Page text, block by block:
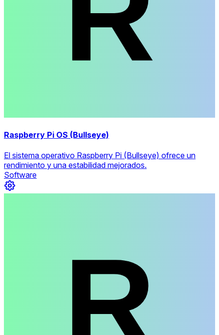
Raspberry Pi OS (Bullseye)
El sistema operativo Raspberry Pi (Bullseye) ofrece un
rendimiento y una estabilidad mejorados.
Software